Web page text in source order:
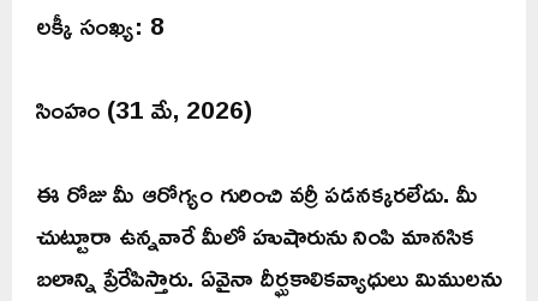
లక్కీ సంఖ్య: 8
సింహం (31 మే, 2026)
ఈ రోజు మీ ఆరోగ్యం గురించి వర్రీ పడనక్కరలేదు. మీ
చుట్టూరా ఉన్నవారే మీలో హుషారును నింపి మానసిక
బలాన్ని ప్రేరేపిస్తారు. ఏవైనా దీర్ఘకాలికవ్యాధులు మిములను